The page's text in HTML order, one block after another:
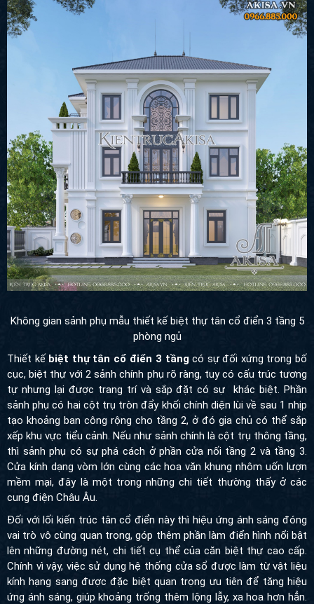
Không gian sảnh phụ mẫu thiết kế biệt thự tân cổ điển 3 tầng 5
phòng ngủ
Thiết kế biệt thự tân cổ điển 3 tầngcó sự đối xứng trong bố
cục, biệt thự với 2 sảnh chính phụ rõ ràng, tuy có cấu trúc tương
tự nhưng lại được trang trí và sắp đặt có sự khác biệt. Phần
sảnh phụ có hai cột trụ tròn đẩy khối chính diện lùi về sau 1 nhịp
tạo khoảng ban công rộng cho tầng 2, ở đó gia chủ có thể sắp
xếp khu vực tiểu cảnh. Nếu như sảnh chính là cột trụ thông tầng,
thì sảnh phụ có sự phá cách ở phần cửa nối tầng 2 và tầng 3.
Cửa kính dạng vòm lớn cùng các hoa văn khung nhôm uốn lượn
mềm mại, đây là một trong những chi tiết thường thấy ở các
cung điện Châu Âu.
Đối với lối kiến trúc tân cổ điển này thì hiệu ứng ánh sáng đóng
vai trò vô cùng quan trọng, góp thêm phần làm điển hình nổi bật
lên những đường nét, chi tiết cụ thể của căn biệt thự cao cấp.
Chính vì vậy, việc sử dụng hệ thống cửa sổ được làm từ vật liệu
kính hạng sang được đặc biệt quan trọng ưu tiên để tăng hiệu
ứng ánh sáng, giúp khoảng trống thêm lộng lẫy, xa hoa hơn hẳn.